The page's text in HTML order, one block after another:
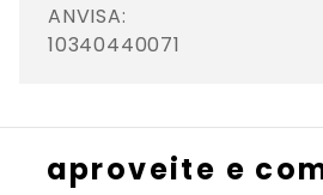
ANVISA:
10340440071
aproveite e